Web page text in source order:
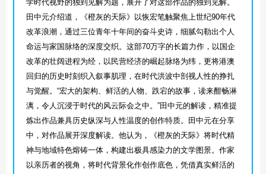
学时代视野的独到见解为题，展开了对这部作品的独到见解。
田中元介绍道，《橙灰的天际》以恢宏笔触聚焦上世纪90年代
改革浪潮，通过三位青年十年间的奋斗史诗，细腻勾勒出个人
命运与家国脉络的深度交织。这部70万字的长篇力作，以国企
改革的壮阔进程为经，以民营经济的崛起脉络为纬，更将港澳
回归的历史时刻织入叙事肌理，在时代洪波中剖视人性的挣扎
与觉醒。“宏大的架构、鲜活的人物、跌宕的故事，读来酣畅淋
漓，令人沉浸于时代的风云际会之中。”田中元的解读，精准提
炼出作品兼具历史纵深与人性温度的创作特质。田中元在分享
中，对作品展开深度解读。他认为，《橙灰的天际》将时代精
神与地域特色熔铸一体，构建出极具感染力的文学图景。作家
以亲历者的视角，将时代背景化作创作底色，凭借真实鲜活的